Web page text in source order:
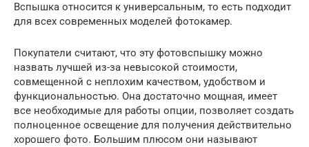
Вспышка относится к универсальным, то есть подходит
для всех современных моделей фотокамер.
Покупатели считают, что эту фотовспышку можно
назвать лучшей из-за невысокой стоимости,
совмещенной с неплохим качеством, удобством и
функциональностью. Она достаточно мощная, имеет
все необходимые для работы опции, позволяет создать
полноценное освещение для получения действительно
хорошего фото. Большим плюсом они называют